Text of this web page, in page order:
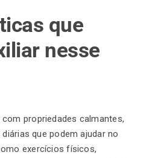
que
nesse
propriedades calmantes,
que podem ajudar no
exercícios físicos,